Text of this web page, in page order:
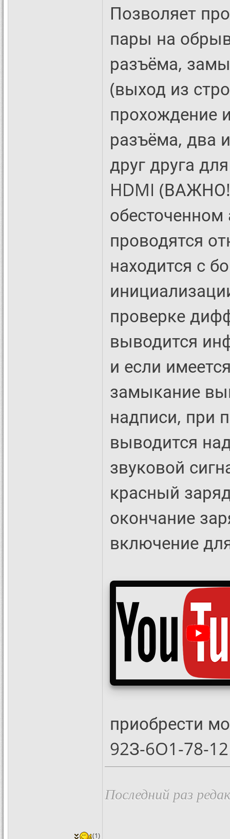
Позволяет
пары на
разъёма,
(выход из
прохождение
разъёма, два
друг друга
HDMI (ВАЖНО!
обесточенном
проводятся
находится с
проверке
выводится
и если
замыкание
надписи, при
выводится
звуковой
красный
окончание
включение
приобрести
92З-6O1-78-12
Последний раз
(1)